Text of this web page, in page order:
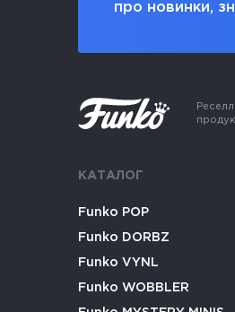
про новинки,
КАТАЛОГ
Funko POP
Funko DORBZ
Funko VYNL
Funko WOBBLER